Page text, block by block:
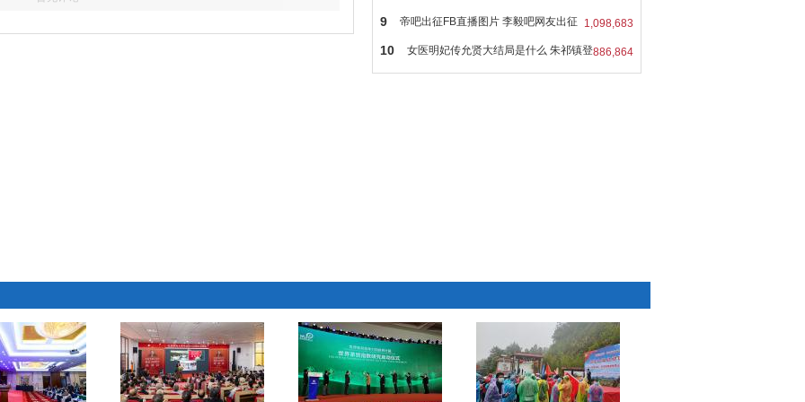
但
1,098,683
9 帝吧出征FB直播图片 李毅吧网友出征
脸 886,864
10 女医明妃传允贤大结局是什么 朱祁镇登